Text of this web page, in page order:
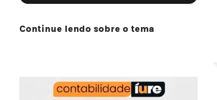
Continue lendo sobre o tema